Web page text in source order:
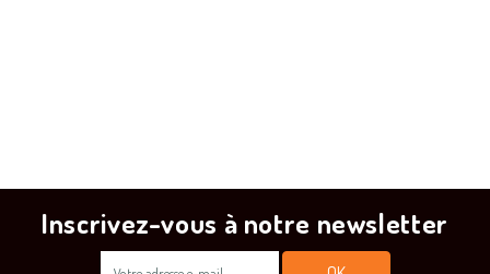
Inscrivez-vous à notre newsletter